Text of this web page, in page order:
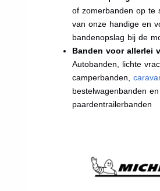
of zomerbanden op te
van onze handige en
bandenopslag bij de
Banden voor allerlei
Autobanden, lichte
camperbanden,
bestelwagenbanden en
paardentrailerbanden